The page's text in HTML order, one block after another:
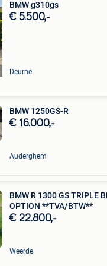
BMW g310gs
€ 5.500,-
Deurne
BMW 1250GS-R
€ 16.000,-
Auderghem
BMW R 1300 GS TRIPLE
OPTION **TVA/BTW**
€ 22.800,-
Weerde